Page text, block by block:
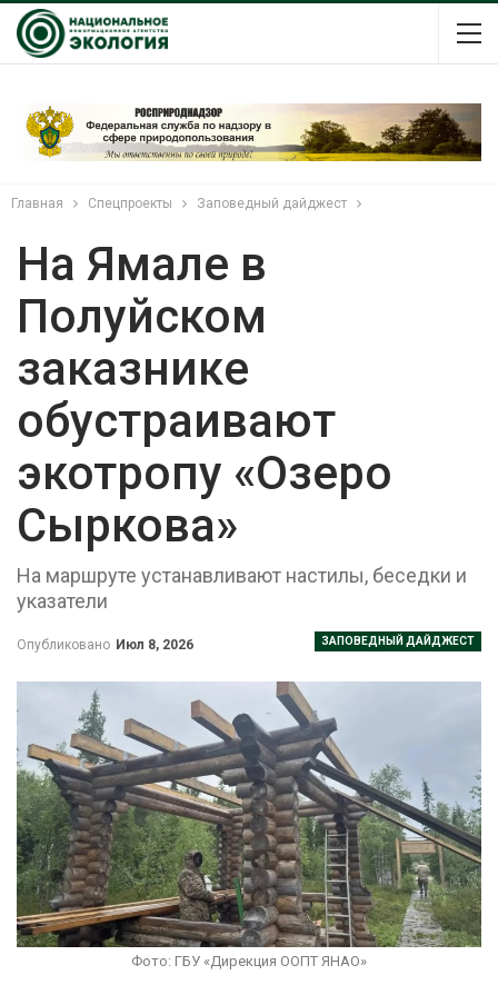
Главная Спецпроекты Заповедный дайджест
На Ямале в
Полуйском
заказнике
обустраивают
экотропу «Озеро
Сыркова»
На маршруте устанавливают настилы, беседки и
указатели
ЗАПОВЕДНЫЙ ДАЙДЖЕСТ
Опубликовано Июл 8, 2026
Фото: ГБУ «Дирекция ООПТ ЯНАО»